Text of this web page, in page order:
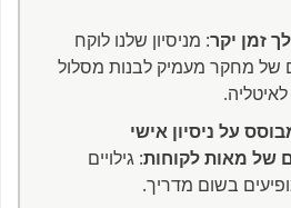
זמן יקר: מניסיון שלנו לוקח
של מחקר מעמיק לבנות מסלול
על ניסיון אישי
של מאות לקוחות: גילויים
בשום מדריך.